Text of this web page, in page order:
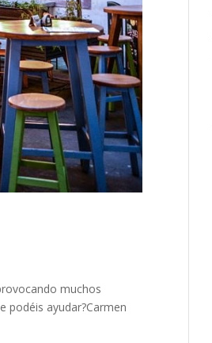
muchos
podéis ayudar?Carmen